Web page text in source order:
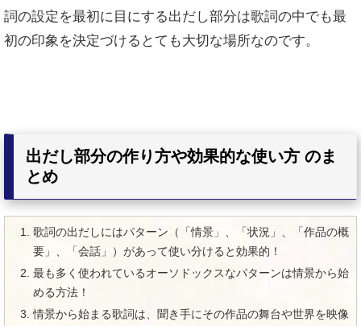
詞の設定を最初に目にする出だし部分は歌詞の中でも最
初の印象を決定づけるとても大切な場所なのです。
出だし部分の作り方や効果的な使い方 のま
とめ
歌詞の出だしにはパターン（「情景」、「状況」、「作品の概
要」、「会話」）があって使い分けると効果的！
最も多く使われているオーソドックスなパターンは情景から始
める方法！
情景から始まる歌詞は、聞き手にその作品の舞台や世界を映像